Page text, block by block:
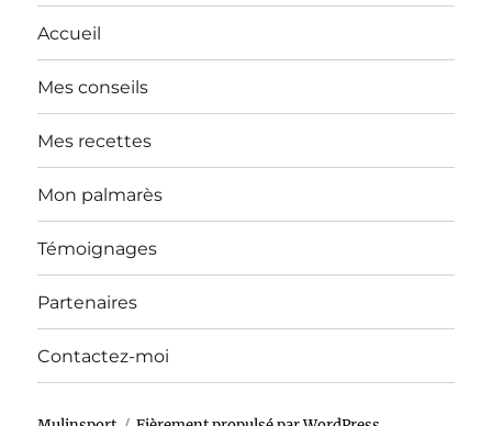
Accueil
Mes conseils
Mes recettes
Mon palmarès
Témoignages
Partenaires
Contactez-moi